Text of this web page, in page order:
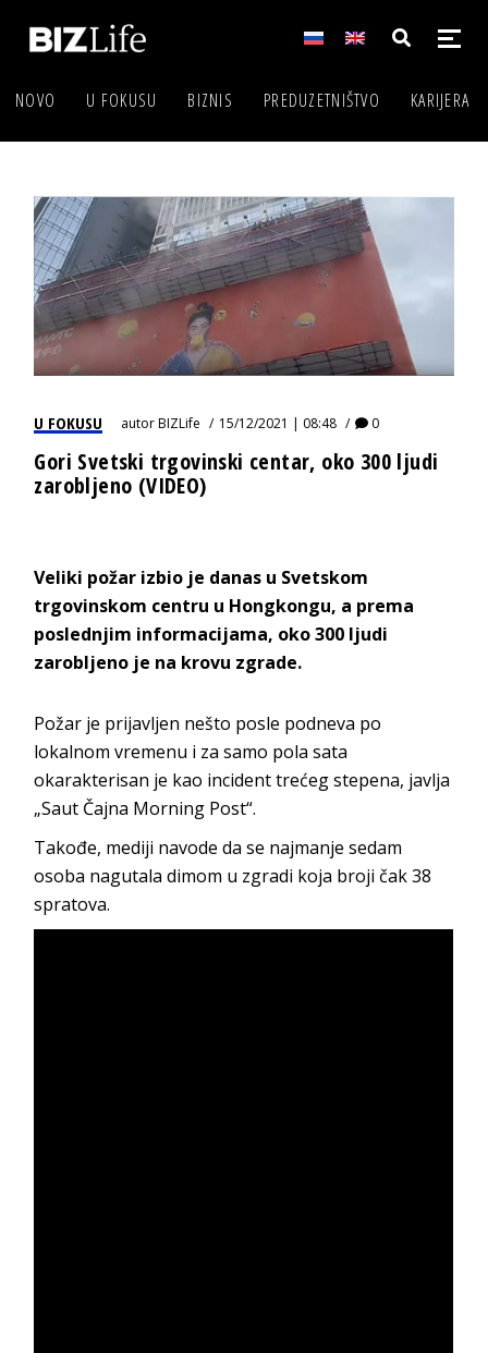
NOVO U FOKUSU BIZNIS PREDUZETNIŠTVO KARIJERA
U FOKUSU autorBIZLife 15/12/2021 | 08:48 0
Gori Svetski trgovinski centar, oko 300 ljudi
zarobljeno (VIDEO)
Veliki požar izbio je danas u Svetskom
trgovinskom centru u Hongkongu, a prema
poslednjim informacijama, oko 300 ljudi
zarobljeno je na krovu zgrade.
Požar je prijavljen nešto posle podneva po
lokalnom vremenu i za samo pola sata
okarakterisan je kao incident trećeg stepena, javlja
„Saut Čajna Morning Post“.
Takođe, mediji navode da se najmanje sedam
osoba nagutala dimom u zgradi koja broji čak 38
spratova.